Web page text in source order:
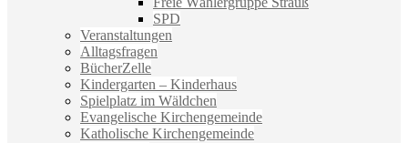
SPD
Veranstaltungen
Alltagsfragen
BücherZelle
Kindergarten – Kinderhaus
Spielplatz im Wäldchen
Evangelische Kirchengemeinde
Katholische Kirchengemeinde